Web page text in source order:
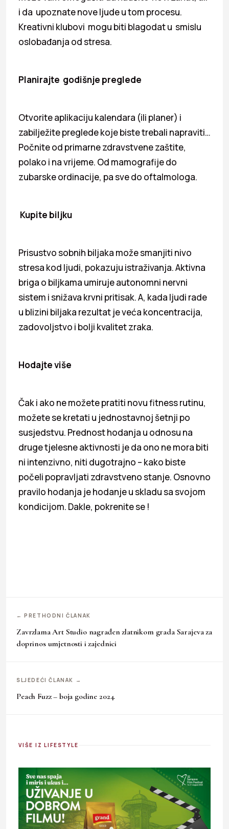
i da upoznate nove ljude u tom procesu.
Kreativni klubovi mogu biti blagodat u smislu
oslobađanja od stresa.
Planirajte godišnje preglede
Otvorite aplikaciju kalendara (ili planer) i
zabilježite preglede koje biste trebali napraviti…
Počnite od primarne zdravstvene zaštite,
polako i na vrijeme. Od mamografije do
zubarske ordinacije, pa sve do oftalmologa.
Kupite biljku
Prisustvo sobnih biljaka može smanjiti nivo
stresa kod ljudi, pokazuju istraživanja. Aktivna
briga o biljkama umiruje autonomni nervni
sistem i snižava krvni pritisak. A, kada ljudi rade
u blizini biljaka rezultat je veća koncentracija,
zadovoljstvo i bolji kvalitet zraka.
Hodajte više
Čak i ako ne možete pratiti novu fitness rutinu,
možete se kretati u jednostavnoj šetnji po
susjedstvu. Prednost hodanja u odnosu na
druge tjelesne aktivnosti je da ono ne mora biti
ni intenzivno, niti dugotrajno – kako biste
počeli popravljati zdravstveno stanje. Osnovno
pravilo hodanja je hodanje u skladu sa svojom
kondicijom. Dakle, pokrenite se !
← PRETHODNI ČLANAK
Zavrzlama Art Studio nagrađen zlatnikom grada Sarajeva za
doprinos umjetnosti i zajednici
SLJEDEĆI ČLANAK →
Peach Fuzz – boja godine 2024.
VIŠE IZ LIFESTYLE